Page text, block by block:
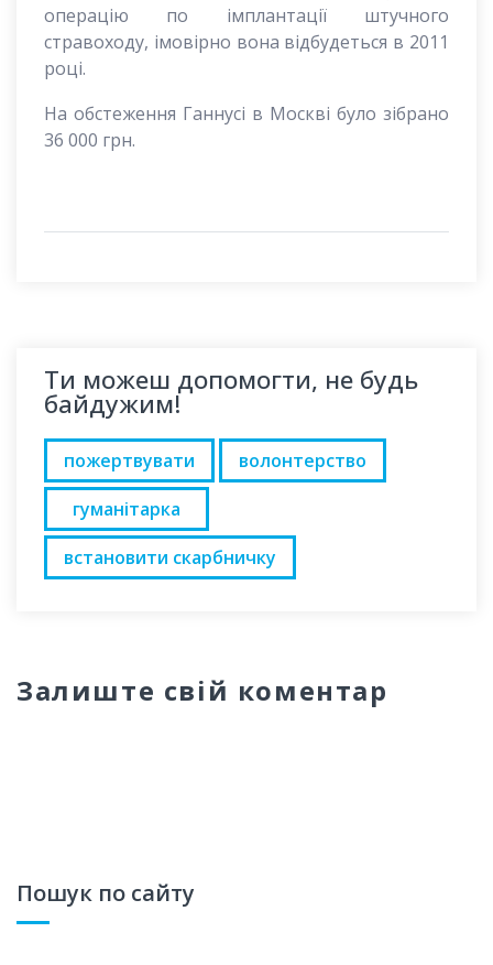
операцію по імплантації штучного
стравоходу, імовірно вона відбудеться в 2011
році.
На обстеження Ганнусі в Москві було зібрано
36 000 грн.
Ти можеш допомогти, не будь
байдужим!
пожертвувати
волонтерство
гуманітарка
встановити скарбничку
Залиште свій коментар
Пошук по сайту